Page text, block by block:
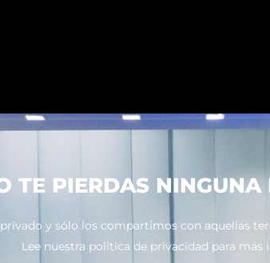
TE PIERDAS
y sólo los compartimos con aquellas
Lee nuestra política de privacidad para más